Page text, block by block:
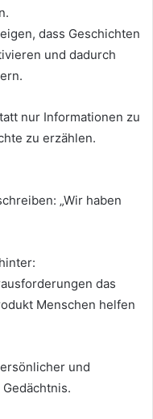
dass Geschichten
und dadurch
nur Informationen zu
zu erzählen.
„Wir haben
das
Menschen helfen
und